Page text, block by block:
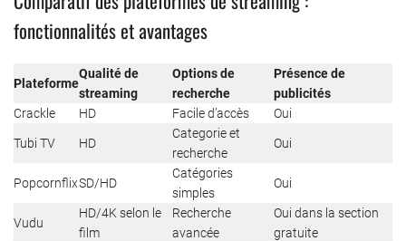
fonctionnalités et avantages
Plateforme
Qualité de
streaming
Options de
recherche
Présence de
publicités
Crackle
HD Facile d’accès Oui
Tubi TV HD
Categorie et
recherche
Oui
PopcornflixSD/HD
Catégories
simples
Oui
Vudu
HD/4K selon le
film
Recherche
avancée
Oui dans la section
gratuite